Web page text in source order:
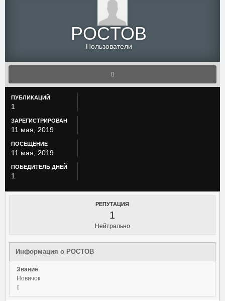
POCTOB
Пользователи
ПУБЛИКАЦИЙ
1
ЗАРЕГИСТРИРОВАН
11 мая, 2019
ПОСЕЩЕНИЕ
11 мая, 2019
ПОБЕДИТЕЛЬ ДНЕЙ
1
РЕПУТАЦИЯ
1
Нейтрально
Информация о POCTOB
Звание
Новичок